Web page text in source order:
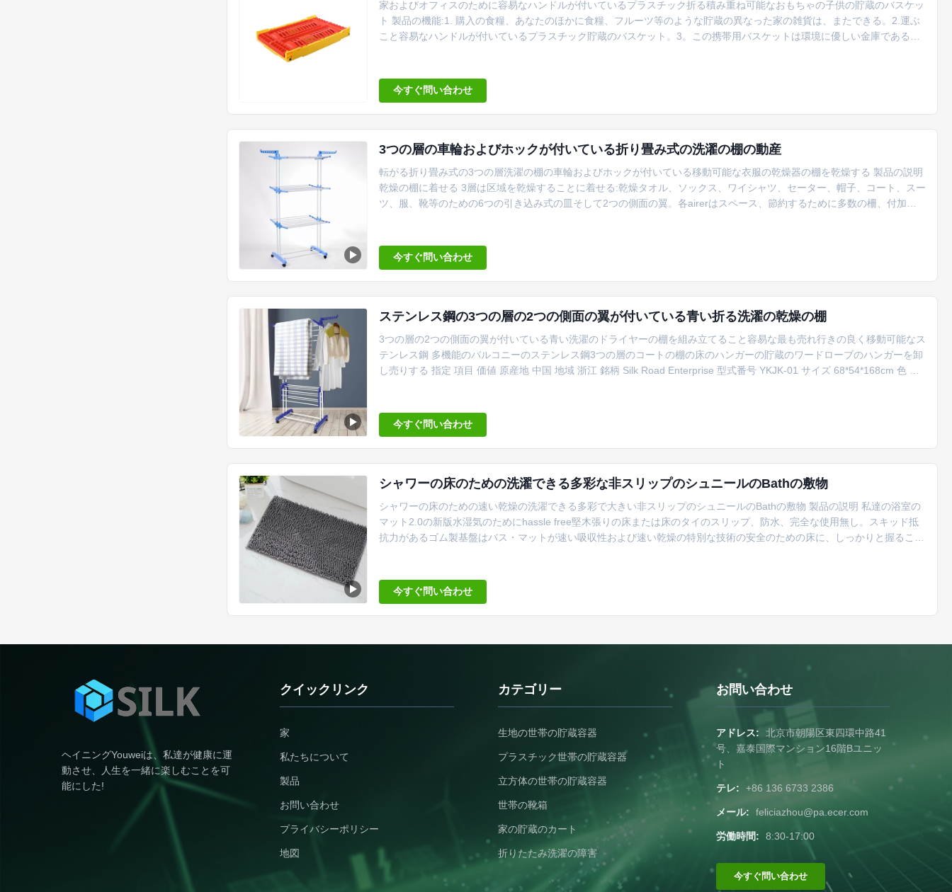
家およびオフィスのために容易なハンドルが付いているプラスチック折る積み重ね可能なおもちゃの子供の貯蔵のバスケッ
ト 製品の機能:1. 購入の食糧、あなたのほかに食糧、フルーツ等のような貯蔵の異なった家の雑貨は、またできる。2.運ぶ
こと容易なハンドルが付いているプラスチック貯蔵のバスケット。3。この携帯用バスケットは環境に優しい金庫である。
今すぐ問い合わせ
3つの層の車輪およびホックが付いている折り畳み式の洗濯の棚の動産
転がる折り畳み式の3つの層洗濯の棚の車輪およびホックが付いている移動可能な衣服の乾燥器の棚を乾燥する 製品の説明
乾燥の棚に着せる 3層は区域を乾燥することに着せる:乾燥タオル、ソックス、ワイシャツ、セーター、帽子、コート、スー
ツ、服、靴等のための6つの引き込み式の皿そして2つの側面の翼。各airerはスペース、節約するために多数の柵、付加的
リオ:ハンガーは屋内か屋外の使用の...
今すぐ問い合わせ
ステンレス鋼の3つの層の2つの側面の翼が付いている青い折る洗濯の乾燥の棚
3つの層の2つの側面の翼が付いている青い洗濯のドライヤーの棚を組み立てること容易な最も売れ行きの良く移動可能なス
テンレス鋼 多機能のバルコニーのステンレス鋼3つの層のコートの棚の床のハンガーの貯蔵のワードローブのハンガーを卸
し売りする 指定 項目 価値 原産地 中国 地域 浙江 銘柄 Silk Road Enterprise 型式番号 YKJK-01 サイズ 68*54*168cm 色 青/
今すぐ問い合わせ
シャワーの床のための洗濯できる多彩な非スリップのシュニールのBathの敷物
シャワーの床のための速い乾燥の洗濯できる多彩で大きい非スリップのシュニールのBathの敷物 製品の説明 私達の浴室の
マット2.0の新版水湿気のためにhassle free堅木張りの床または床のタイのスリップ、防水、完全な使用無し。スキッド抵
抗力があるゴム製基盤はバス・マットが速い吸収性および速い乾燥の特別な技術の安全のための床に、しっかりと握ること
✔...
今すぐ問い合わせ
ヘイニングYouweiは、私達が健康に運
動させ、人生を一緒に楽しむことを可
能にした!
クイックリンク
家
私たちについて
製品
お問い合わせ
プライバシーポリシー
地図
カテゴリー
生地の世帯の貯蔵容器
プラスチック世帯の貯蔵容器
立方体の世帯の貯蔵容器
世帯の靴箱
家の貯蔵のカート
折りたたみ洗濯の障害
お問い合わせ
アドレス:
北京市朝陽区東四環中路41
号、嘉泰国際マンション16階Bユニッ
ト
テレ: +86 136 6733 2386
メール: feliciazhou@pa.ecer.com
労働時間: 8:30-17:00
今すぐ問い合わせ